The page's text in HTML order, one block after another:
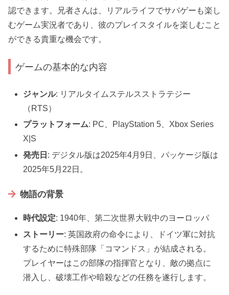
認できます。兄者さんは、リアルライフでサバゲーも楽し
むゲーム実況者であり、彼のプレイスタイルを楽しむこと
ができる貴重な機会です。
ゲームの基本的な内容
ジャンル: リアルタイムステルスストラテジー
（RTS）
プラットフォーム: PC、PlayStation 5、Xbox Series
X|S
発売日 : デジタル版は2025年4月9日、パッケージ版は
2025年5月22日。
物語の背景
時代設定: 1940年、第二次世界大戦中のヨーロッパ
ストーリー: 英国政府の命令により、ドイツ軍に対抗
するために特殊部隊「コマンドス」が結成される。
プレイヤーはこの部隊の指揮官となり、敵の拠点に
潜入し、破壊工作や暗殺などの任務を遂行します。